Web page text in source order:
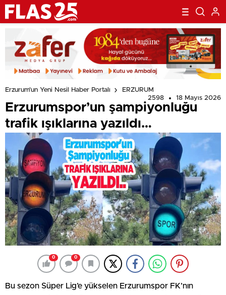
Erzurum'un Yeni Nesil Haber Portalı
ERZURUM
2598
18 Mayıs 2026
Erzurumspor’un şampiyonluğu
trafik ışıklarına yazıldı…
0 0
Bu sezon Süper Lig’e yükselen Erzurumspor FK’nın